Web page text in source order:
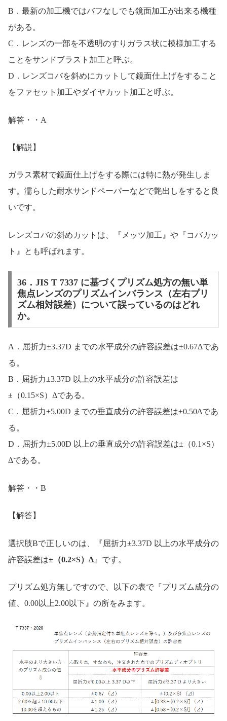
B．最新の加工機ではバフなしでも鏡面加工が出来る機種
がある。
C．レンズの一部を不透明のすりガラス状に模様加工する
ことをサンドブラスト加工と呼ぶ。
D．レンズコバを斜めにカットして鏡面仕上げをすること
をファセット加工やダイヤカット加工と呼ぶ。
解答・・A
【解説】
ガラス素材で鏡面仕上げをする際には特に熱が発生しま
す。濡らした耐水サンドペーパーなどで艶出しをすると良
いです。
レンズコバの斜めカットは、『メッツ加工』や『コバカッ
ト』とも呼ばれます。
36．JIS T 7337 に基づくプリズム処方の無い単
焦点レンズのプリズムインバランス（左右プリ
ズム相対誤差）について誤っているのはどれ
か。
A．屈折力±3.37D までの水平成分の許容誤差は±0.67Δであ
る。
B．屈折力±3.37D 以上の水平成分の許容誤差は
±（0.15×S）Δである。
C．屈折力±5.00D までの垂直成分の許容誤差は±0.50Δであ
る。
D．屈折力±5.00D 以上の垂直成分の許容誤差は±（0.1×S）
Δである。
解答・・B
【解答】
選択肢Bで正しいのは、『屈折力±3.37D 以上の水平成分の
許容誤差は±（0.2×S）Δ 』です。
プリズム処方無しですので、以下の表で『プリズム成分の
値、0.00以上2.00以下』の所をみます。